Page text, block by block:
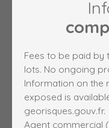
Fees to be paid by
lots. No ongoing
Information on the
exposed is
georisques.gouv.fr.
Agent commercial